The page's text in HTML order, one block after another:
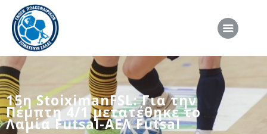
15η StoiximanFSL: Για την
Πέμπτη 4/1 μετατέθηκε το
Λαμία Futsal-ΑΕΛ Futsal
ΑΡΧΙΚΗ
ΕΠΣΣ
ΔΙΟΡΓΑΝΩΣΕΙΣ